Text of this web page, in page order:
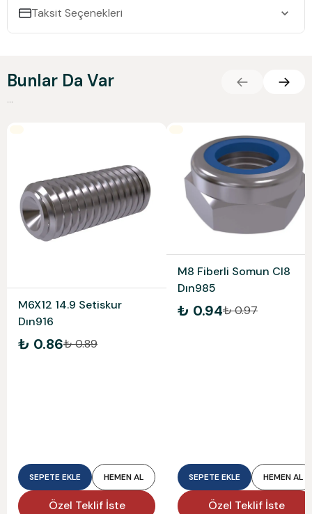
Taksit Seçenekleri
Bunlar Da Var
...
M6X12 14.9 Setiskur
Dın916
₺ 0.86₺ 0.89
SEPETE EKLE HEMEN AL
Özel Teklif İste
M8 Fiberli Somun Cl8
Dın985
₺ 0.94₺ 0.97
SEPETE EKLE HEMEN AL
Özel Teklif İste